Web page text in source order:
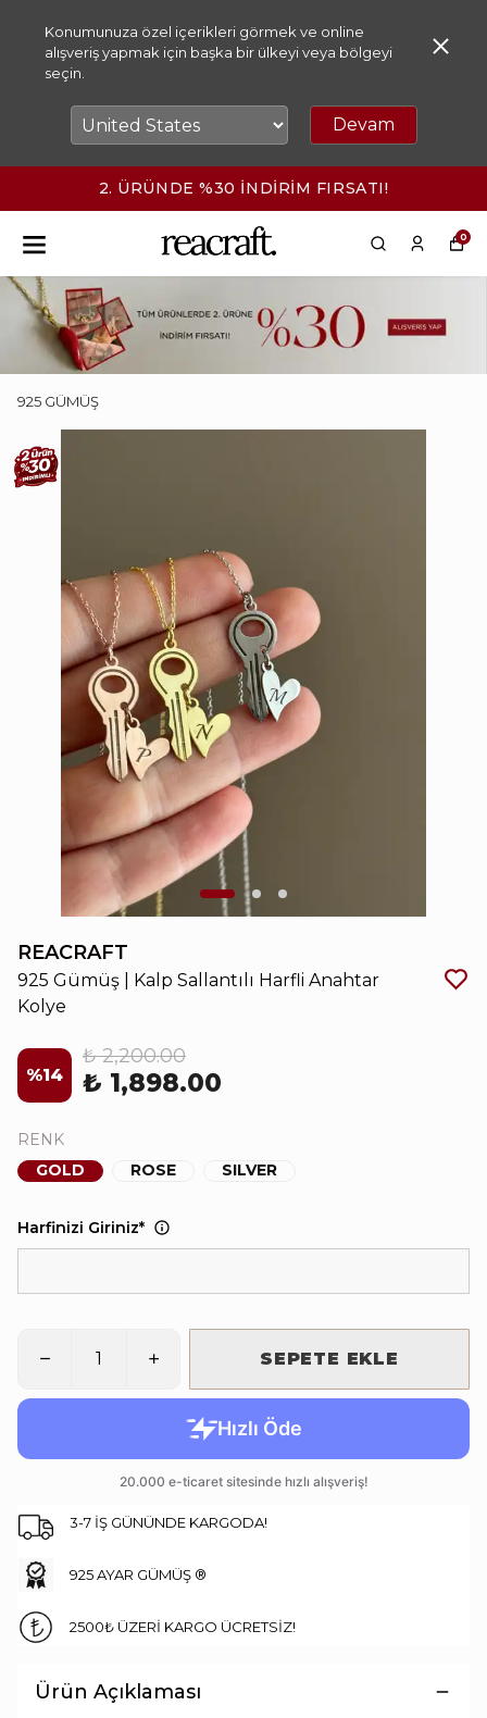
Konumunuza özel içerikleri görmek ve online
alışveriş yapmak için başka bir ülkeyi veya bölgeyi
seçin.
Devam
2. ÜRÜNDE %30 İNDİRİM FIRSATI!
0
925 GÜMÜŞ
REACRAFT
925 Gümüş | Kalp Sallantılı Harfli Anahtar
Kolye
%14
₺ 2,200.00
₺ 1,898.00
RENK
GOLD
ROSE SILVER
Harfinizi Giriniz*
SEPETE EKLE
3-7 İŞ GÜNÜNDE KARGODA!
925 AYAR GÜMÜŞ ®
2500₺ ÜZERİ KARGO ÜCRETSİZ!
Ürün Açıklaması